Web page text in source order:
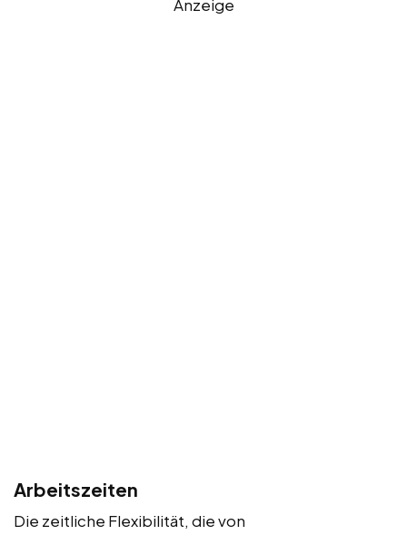
Anzeige
Arbeitszeiten
Die zeitliche Flexibilität, die von